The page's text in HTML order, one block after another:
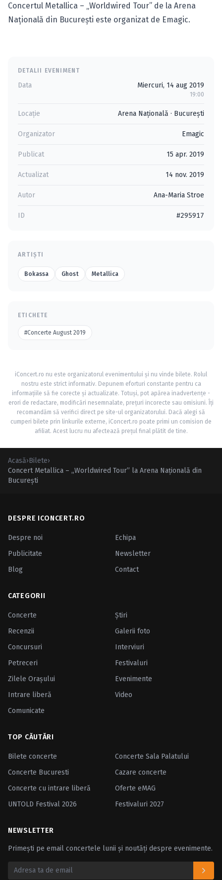
Concertul Metallica – „Worldwired Tour” de la Arena
Naţională din Bucureşti este organizat de Emagic.
DETALII EVENIMENT
Data Miercuri, 14 aug 2019
19:00
Locație Arena Naţională · Bucureşti
Organizator Emagic
Publicat 15 apr. 2019
Actualizat 14 nov. 2019
Autor Ana-Maria Stroe
ID #295917
ARTIȘTI
Bokassa Ghost Metallica
ETICHETE
#Concerte August 2019
iConcert.ro nu este organizatorul evenimentului și nu vinde bilete. Rolul
nostru este strict informativ. Depunem eforturi constante pentru ca
informațiile să fie corecte și actualizate. Totuși, pot apărea inadvertențe -
erori de redactare, modificări nesemnalate, prețuri incorecte sau omisiuni. Îți
recomandăm să verifici direct pe site-ul organizatorului. Dacă alegi să
cumperi bilete prin linkurile externe, iConcert.ro poate primi un comision de
afiliat. Acest lucru nu afectează prețul final plătit de tine.
Acasă›Bilete›
Concert Metallica – „Worldwired Tour” la Arena Naţională din
Bucureşti
DESPRE ICONCERT.RO
Despre noi
Echipa
Publicitate
Newsletter
Blog
Contact
CATEGORII
Concerte
Ştiri
Recenzii
Galerii foto
Concursuri
Interviuri
Petreceri
Festivaluri
Zilele Oraşului
Evenimente
Intrare liberă
Video
Comunicate
TOP CĂUTĂRI
Bilete concerte
Concerte Sala Palatului
Concerte Bucuresti
Cazare concerte
Concerte cu intrare liberă
Oferte eMAG
UNTOLD Festival 2026
Festivaluri 2027
NEWSLETTER
Primești pe email concertele lunii și noutăți despre evenimente.